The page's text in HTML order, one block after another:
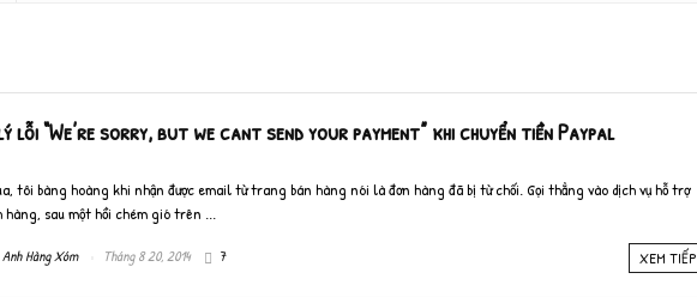
lỗi “We’re sorry, but we cant send your payment” khi chuyển tiền Paypal
tôi bàng hoàng khi nhận được email từ trang bán hàng nói là đơn hàng đã bị từ chối. Gọi thẳng vào dịch vụ hỗ trợ
hàng, sau một hồi chém gió trên ...
Anh Hàng Xóm Tháng 8 20, 2014 7 XEM TIẾP